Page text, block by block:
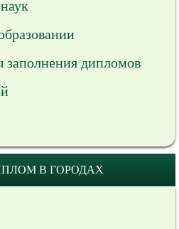
дипломов
В ГОРОДАХ